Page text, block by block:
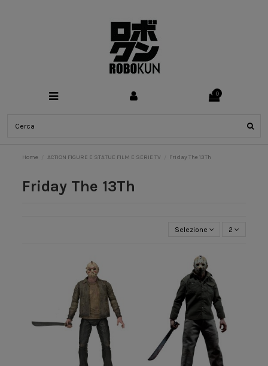
0
Home ACTION FIGURE E STATUE FILM E SERIE TV Friday The 13Th
Friday The 13Th
Selezione 2